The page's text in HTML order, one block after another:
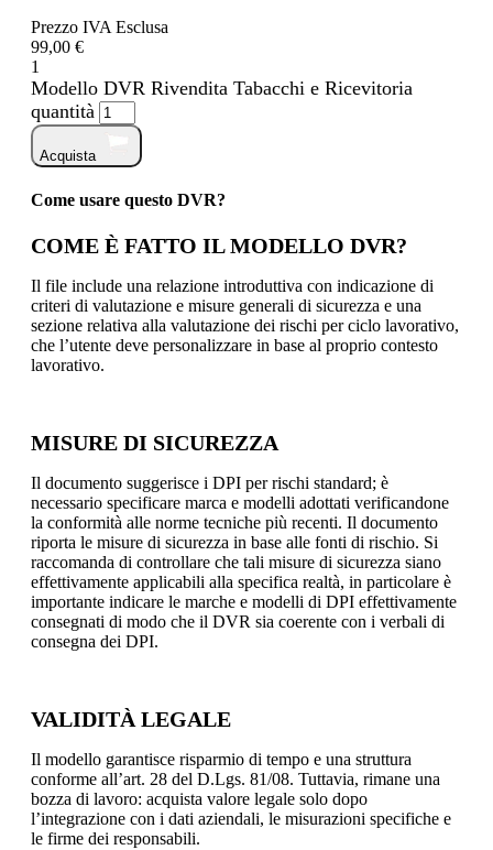
Prezzo IVA Esclusa
99,00 €
1
Modello DVR Rivendita Tabacchi e Ricevitoria
quantità
Acquista
Come usare questo DVR?
COME È FATTO IL MODELLO DVR?
Il file include una relazione introduttiva con indicazione di
criteri di valutazione e misure generali di sicurezza e una
sezione relativa alla valutazione dei rischi per ciclo lavorativo,
che l’utente deve personalizzare in base al proprio contesto
lavorativo.
MISURE DI SICUREZZA
Il documento suggerisce i DPI per rischi standard; è
necessario specificare marca e modelli adottati verificandone
la conformità alle norme tecniche più recenti. Il documento
riporta le misure di sicurezza in base alle fonti di rischio. Si
raccomanda di controllare che tali misure di sicurezza siano
effettivamente applicabili alla specifica realtà, in particolare è
importante indicare le marche e modelli di DPI effettivamente
consegnati di modo che il DVR sia coerente con i verbali di
consegna dei DPI.
VALIDITÀ LEGALE
Il modello garantisce risparmio di tempo e una struttura
conforme all’art. 28 del D.Lgs. 81/08. Tuttavia, rimane una
bozza di lavoro: acquista valore legale solo dopo
l’integrazione con i dati aziendali, le misurazioni specifiche e
le firme dei responsabili.